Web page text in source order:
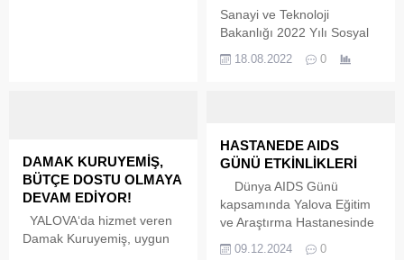
Sanayi ve Teknoloji
Bakanlığı 2022 Yılı Sosyal
Programı (SOGEP)
projesi kabul edildi. Tören
düzenlendi Sanayi ve
Sosyal Gelişmeyi
Destekleme Programı
(SOGEP) çerçevesinde
Yalova’da 3 proje kabul
18.08.2022 0
DAMAK KURUYEMİŞ,
BÜTÇE DOSTU OLMAYA
DEVAM EDİYOR!
YALOVA‘da hizmet veren
Damak Kuruyemiş, uygun
HASTANEDE AIDS
GÜNÜ ETKİNLİKLERİ
Dünya AIDS Günü
kapsamında Yalova Eğitim
ve Araştırma Hastanesinde
09.12.2024 0